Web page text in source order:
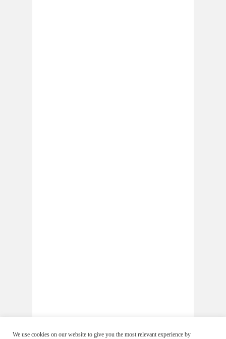
We use cookies on our website to give you the most relevant experience by